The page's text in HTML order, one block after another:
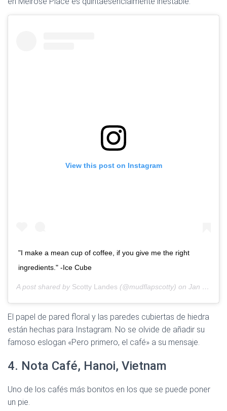
View this post on Instagram
"I make a mean cup of coffee, if you give me the right
ingredients." -Ice Cube
A post shared by Scotty Landes (@mudflapscotty) on Jan 18, 2020 at 9:36am PST
El papel de pared floral y las paredes cubiertas de hiedra
están hechas para Instagram. No se olvide de añadir su
famoso eslogan «Pero primero, el café» a su mensaje.
4. Nota Café, Hanoi, Vietnam
Uno de los cafés más bonitos en los que se puede poner
un pie.